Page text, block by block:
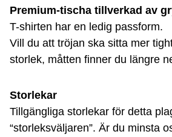
Premium-tischa tillverkad av
T-shirten har en ledig passform.
Vill du att tröjan ska sitta mer
storlek, måtten finner du längre
Storlekar
Tillgängliga storlekar för detta
“storleksväljaren”. Är du minsta